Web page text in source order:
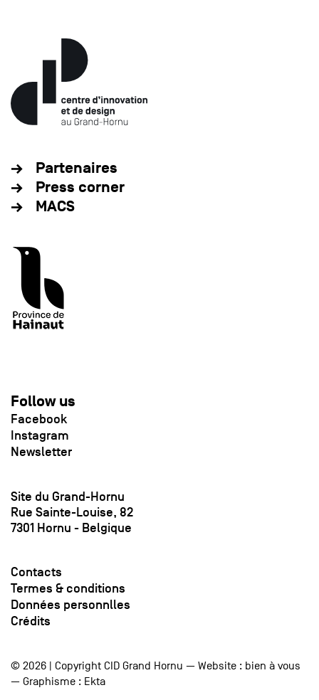
Partenaires
Press corner
MACS
Follow us
Facebook
Instagram
Newsletter
Site du Grand-Hornu
Rue Sainte-Louise, 82
7301 Hornu - Belgique
Contacts
Termes & conditions
Données personnlles
Crédits
© 2026 | Copyright CID Grand Hornu — Website : bien à vous
— Graphisme : Ekta